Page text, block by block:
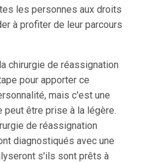
les personnes aux droits
à profiter de leur parcours
chirurgie de réassignation
pour apporter ce
mais c'est une
être prise à la légère.
de réassignation
diagnostiqués avec une
s'ils sont prêts à